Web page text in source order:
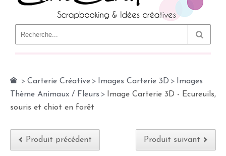
> Carterie Créative > Images Carterie 3D >
Images
Thème Animaux / Fleurs >
Image Carterie 3D - Ecureuils,
souris et chiot en forêt
Produit précédent Produit suivant